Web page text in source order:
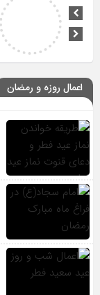
اعمال روزه و رمضان